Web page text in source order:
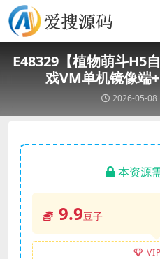
E48329【植物萌斗H5
戏VM单机镜像端
2026-05-08
本资源
9.9豆子